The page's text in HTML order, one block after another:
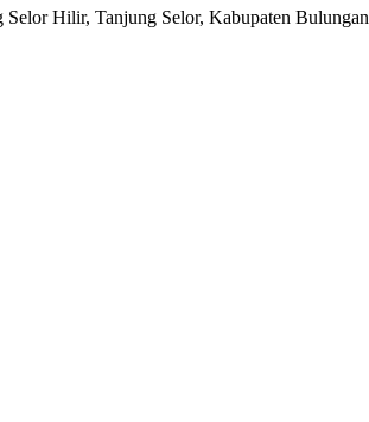
Hilir, Tanjung Selor, Kabupaten Bulungan